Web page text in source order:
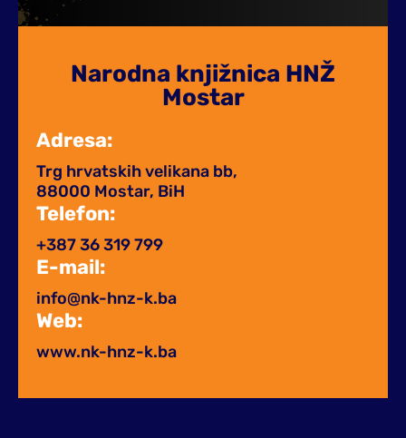
Narodna knjižnica HNŽ
Mostar
Adresa:
Trg hrvatskih velikana bb,
88000 Mostar, BiH
Telefon:
+387 36 319 799
E-mail:
info@nk-hnz-k.ba
Web:
www.nk-hnz-k.ba